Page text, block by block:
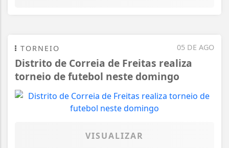
05 DE AGO
TORNEIO
Distrito de Correia de Freitas realiza
torneio de futebol neste domingo
VISUALIZAR